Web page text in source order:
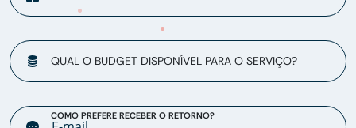
QUAL O BUDGET DISPONÍVEL PARA O SERVIÇO?
COMO PREFERE RECEBER O RETORNO?